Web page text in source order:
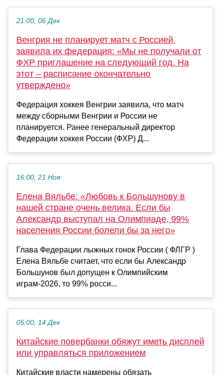
21:00, 06 Дек
Венгрия не планирует матч с Россией,
заявила их федерация: «Мы не получали от
ФХР приглашение на следующий год. На
этот – расписание окончательно
утверждено»
Федерация хоккея Венгрии заявила, что матч
между сборными Венгрии и России не
планируется. Ранее генеральный директор
Федерации хоккея России (ФХР) Д...
16:00, 21 Ноя
Елена Вяльбе: «Любовь к Большунову в
нашей стране очень велика. Если бы
Александр выступал на Олимпиаде, 99%
населения России болели бы за него»
Глава Федерации лыжных гонок России ( ФЛГР )
Елена Вяльбе считает, что если бы Александр
Большунов был допущен к Олимпийским
играм-2026, то 99% росси...
05:00, 14 Дек
Китайские повербанки обяжут иметь дисплей
или управляться приложением
Китайские власти намерены обязать